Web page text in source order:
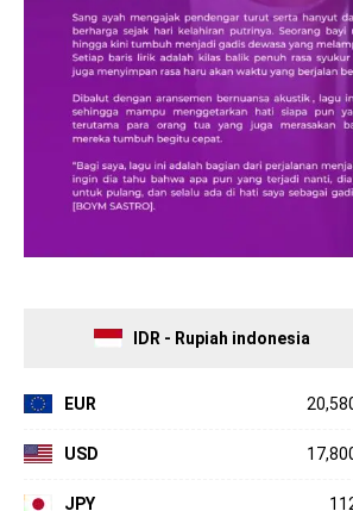
IDR - Rupiah indonesia
EUR
USD
JPY